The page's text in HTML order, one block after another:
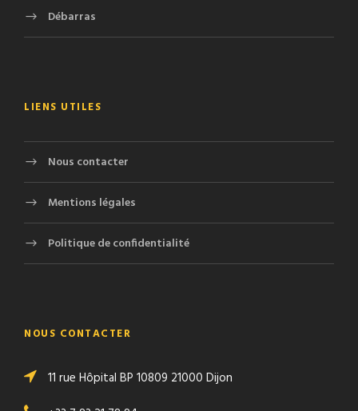
Débarras
LIENS UTILES
Nous contacter
Mentions légales
Politique de confidentialité
NOUS CONTACTER
11 rue Hôpital BP 10809 21000 Dijon